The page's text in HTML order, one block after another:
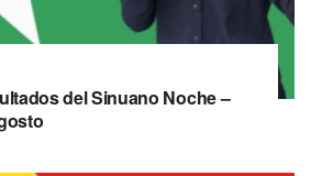
del Sinuano Noche –